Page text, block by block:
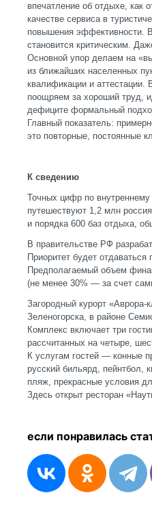
впечатление об отдыхе, как
качестве сервиса в
повышения эффективности.
становится критическим.
Основной упор делаем на
из ближайших населенных
квалификации и
поощряем за хороший труд,
дефиците формальный
Главный показатель:
это повторные, постоянные
К сведению
Точных цифр по внутреннему
путешествуют 1,2 млн
и порядка 600 баз отдыха,
В правительстве РФ
Приоритет будет отдаваться
Предполагаемый объем
(не менее 30% — за счет
Загородный курорт
Зеленогорска, в районе
Комплекс включает три
рассчитанных на четыре,
К услугам гостей — конные
русский бильярд, пейнтбол,
пляж, прекрасные условия
Здесь открыт ресторан
если понравилась